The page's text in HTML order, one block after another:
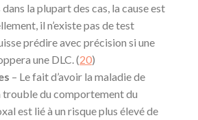
la plupart des cas, la cause est
il n’existe pas de test
prédire avec précision si une
une DLC. (20)
– Le fait d’avoir la maladie de
trouble du comportement du
est lié à un risque plus élevé de